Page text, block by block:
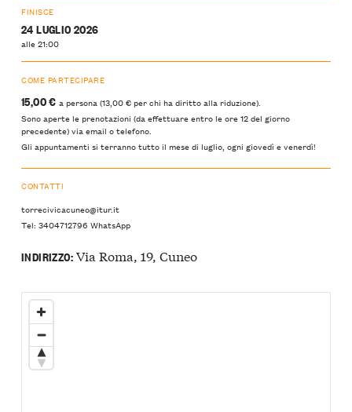
FINISCE
24 LUGLIO 2026
alle 21:00
COME PARTECIPARE
15,00 €a persona (13,00 € per chi ha diritto alla riduzione).
Sono aperte le prenotazioni (da effettuare entro le ore 12 del giorno
precedente) via email o telefono.
Gli appuntamenti si terranno tutto il mese di luglio, ogni giovedì e venerdì!
CONTATTI
torrecivicacuneo@itur.it
Tel: 3404712796 WhatsApp
INDIRIZZO:Via Roma, 19, Cuneo